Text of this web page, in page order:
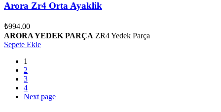
Arora Zr4 Orta Ayaklik
₺994.00
ARORA YEDEK PARÇA ZR4 Yedek Parça
Sepete Ekle
1
2
3
4
Next page